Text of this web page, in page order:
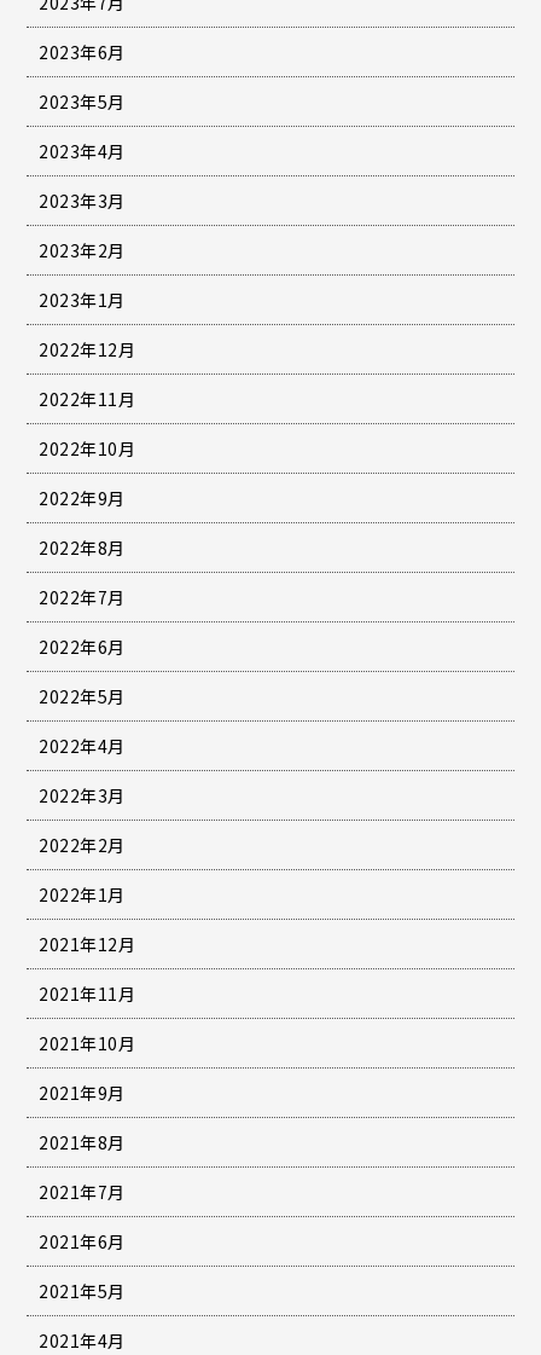
2023年6月
2023年5月
2023年4月
2023年3月
2023年2月
2023年1月
2022年12月
2022年11月
2022年10月
2022年9月
2022年8月
2022年7月
2022年6月
2022年5月
2022年4月
2022年3月
2022年2月
2022年1月
2021年12月
2021年11月
2021年10月
2021年9月
2021年8月
2021年7月
2021年6月
2021年5月
2021年4月